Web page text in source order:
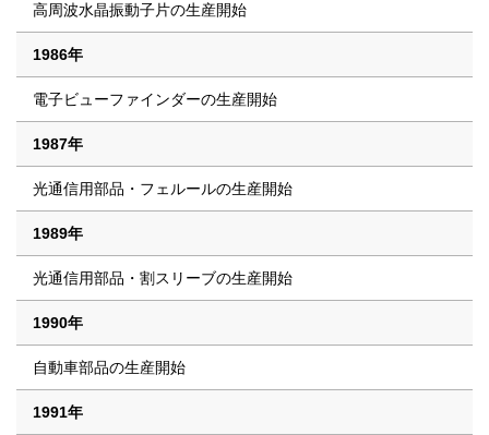
高周波水晶振動子片の生産開始
1986年
電子ビューファインダーの生産開始
1987年
光通信用部品・フェルールの生産開始
1989年
光通信用部品・割スリーブの生産開始
1990年
自動車部品の生産開始
1991年